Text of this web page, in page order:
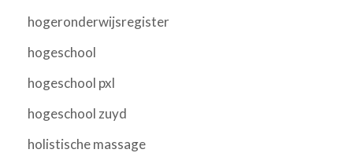
hogeronderwijsregister
hogeschool
hogeschool pxl
hogeschool zuyd
holistische massage